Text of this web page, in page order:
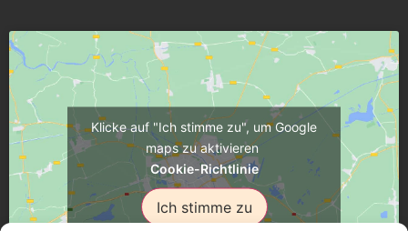
Klicke auf "Ich stimme zu", um Google
maps zu aktivieren
Cookie-Richtlinie
Ich stimme zu